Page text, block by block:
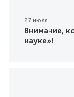
27 июля
Внимание,
науке»!